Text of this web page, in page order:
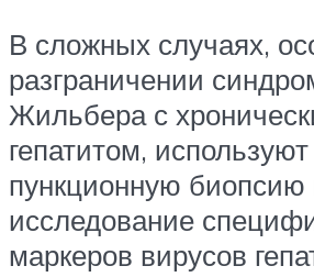
В сложных случаях,
разграничении
Жильбера с
гепатитом, используют
пункционную биопсию
исследование
маркеров вирусов